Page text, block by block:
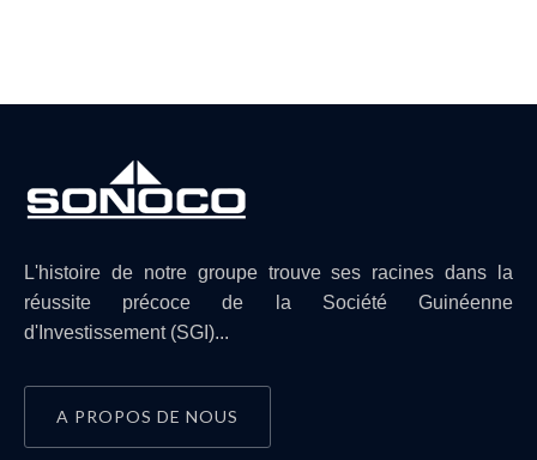
L'histoire de notre groupe trouve ses racines dans la
réussite précoce de la Société Guinéenne
d'Investissement (SGI)...
A PROPOS DE NOUS